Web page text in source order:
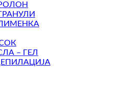
– ГЕЛ